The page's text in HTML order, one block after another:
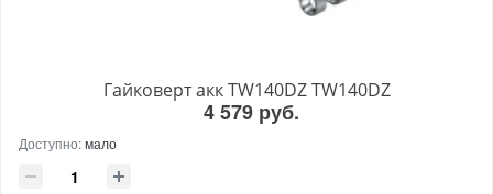
Гайковерт акк TW140DZ TW140DZ
4 579 руб.
Доступно:мало